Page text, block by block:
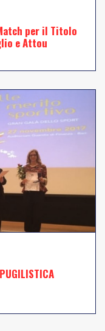
per il Titolo
e Attou